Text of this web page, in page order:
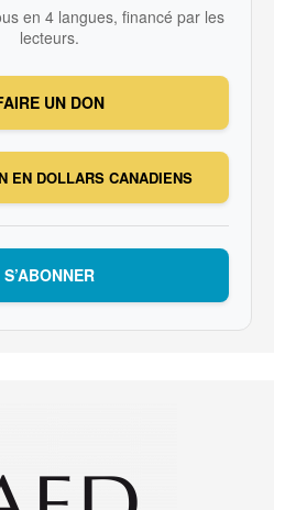
en 4 langues, financé par les
lecteurs.
UN DON
EN DOLLARS CANADIENS
S’ABONNER